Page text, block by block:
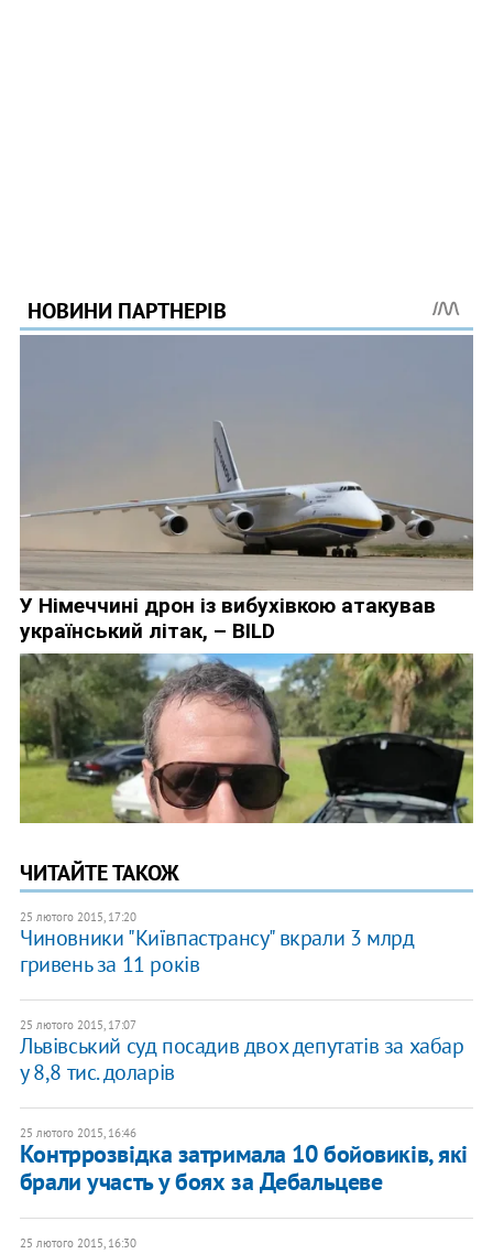
ЧИТАЙТЕ ТАКОЖ
25 лютого 2015, 17:20
Чиновники "Київпастрансу" вкрали 3 млрд
гривень за 11 років
25 лютого 2015, 17:07
Львівський суд посадив двох депутатів за хабар
у 8,8 тис. доларів
25 лютого 2015, 16:46
Контррозвідка затримала 10 бойовиків, які
брали участь у боях за Дебальцеве
25 лютого 2015, 16:30